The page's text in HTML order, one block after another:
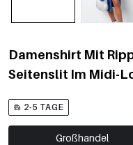
Damenshirt Mit
Seitenslit Im Midi-
2-5 TAGE
Großhandel